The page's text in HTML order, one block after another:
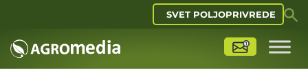
SVET POLJOPRIVREDE